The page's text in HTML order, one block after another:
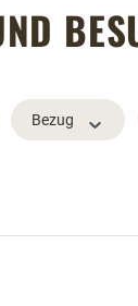
Bezug